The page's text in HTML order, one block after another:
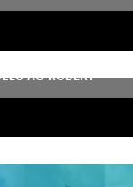
AU ROBERT